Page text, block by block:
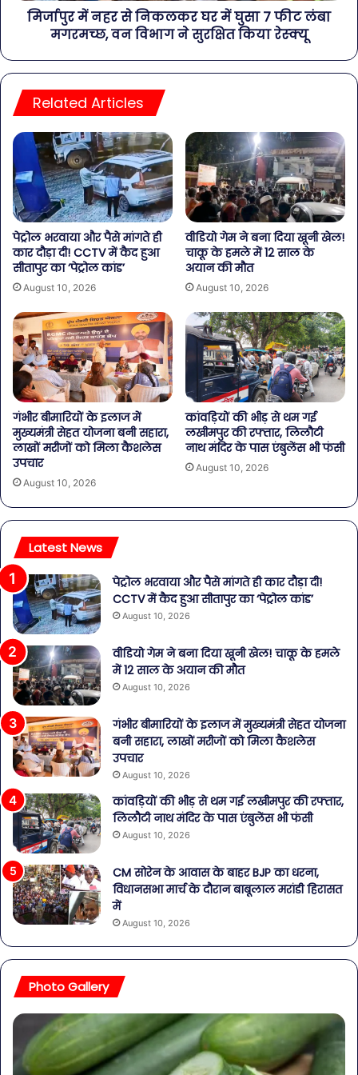
मिर्जापुर में नहर से निकलकर घर में घुसा 7 फीट लंबा
मगरमच्छ, वन विभाग ने सुरक्षित किया रेस्क्यू
Related Articles
पेट्रोल भरवाया और पैसे मांगते ही
कार दौड़ा दी! CCTV में कैद हुआ
सीतापुर का ‘पेट्रोल कांड’
August 10, 2026
वीडियो गेम ने बना दिया खूनी खेल!
चाकू के हमले में 12 साल के
अयान की मौत
August 10, 2026
गंभीर बीमारियों के इलाज में
मुख्यमंत्री सेहत योजना बनी सहारा,
लाखों मरीजों को मिला कैशलेस
उपचार
August 10, 2026
कांवड़ियों की भीड़ से थम गई
लखीमपुर की रफ्तार, लिलौटी
नाथ मंदिर के पास एंबुलेंस भी फंसी
August 10, 2026
Latest News
पेट्रोल भरवाया और पैसे मांगते ही कार दौड़ा दी!
CCTV में कैद हुआ सीतापुर का ‘पेट्रोल कांड’
August 10, 2026
वीडियो गेम ने बना दिया खूनी खेल! चाकू के हमले
में 12 साल के अयान की मौत
August 10, 2026
गंभीर बीमारियों के इलाज में मुख्यमंत्री सेहत योजना
बनी सहारा, लाखों मरीजों को मिला कैशलेस
उपचार
August 10, 2026
कांवड़ियों की भीड़ से थम गई लखीमपुर की रफ्तार,
लिलौटी नाथ मंदिर के पास एंबुलेंस भी फंसी
August 10, 2026
CM सोरेन के आवास के बाहर BJP का धरना,
विधानसभा मार्च के दौरान बाबूलाल मरांडी हिरासत
में
August 10, 2026
Photo Gallery
सावधान!
बोतलबंद
पानी
में